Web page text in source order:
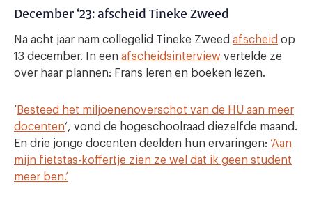
December ‘23: afscheid Tineke Zweed
Na acht jaar nam collegelid Tineke Zweed afscheid op
13 december. In een afscheidsinterview vertelde ze
over haar plannen: Frans leren en boeken lezen.
‘ Besteed het miljoenenoverschot van de HU aan meer
docenten‘, vond de hogeschoolraad diezelfde maand.
En drie jonge docenten deelden hun ervaringen: ‘Aan
mijn fietstas-koffertje zien ze wel dat ik geen student
meer ben.’